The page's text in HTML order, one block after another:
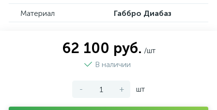
Материал
Габбро Диабаз
62 100 руб. /шт
В наличии
- + шт